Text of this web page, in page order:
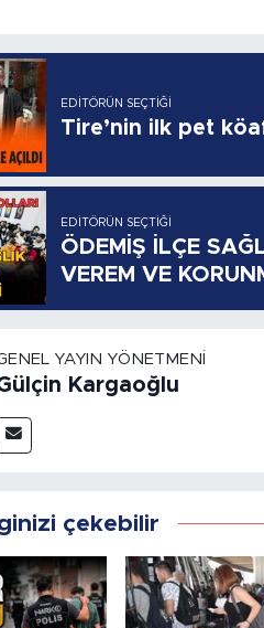
EDITÖRÜN SEÇTIĞI
Tire’nin ilk pet
EDITÖRÜN SEÇTIĞI
ÖDEMİŞ İLÇE
VEREM VE
YAYIN YÖNETMENI
Kargaoğlu
çekebilir